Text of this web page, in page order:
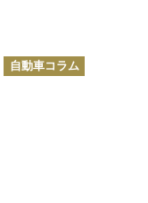
カ
テ
自動車コラム